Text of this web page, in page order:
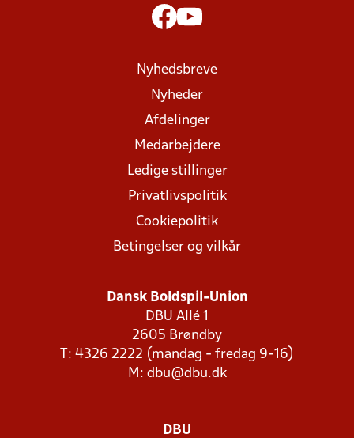
Nyhedsbreve
Nyheder
Afdelinger
Medarbejdere
Ledige stillinger
Privatlivspolitik
Cookiepolitik
Betingelser og vilkår
Dansk Boldspil-Union
DBU Allé 1
2605 Brøndby
T: 4326 2222 (mandag - fredag 9-16)
M: dbu@dbu.dk
DBU